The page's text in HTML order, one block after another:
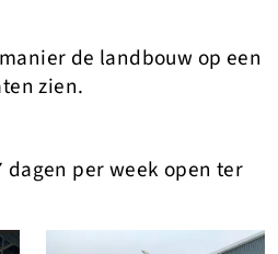
de landbouw op een
zien.
dagen per week open ter